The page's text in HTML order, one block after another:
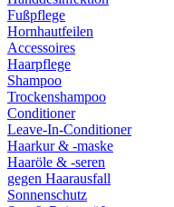
Fußpflege
Hornhautfeilen
Accessoires
Haarpflege
Shampoo
Trockenshampoo
Conditioner
Leave-In-Conditioner
Haarkur & -maske
Haaröle & -seren
gegen Haarausfall
Sonnenschutz